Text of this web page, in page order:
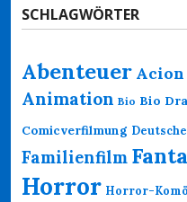
SCHLAGWÖRTER
Abenteuer Acion
Animation Bio Bio
Comicverfilmung
Familienfilm
Horror Horror-